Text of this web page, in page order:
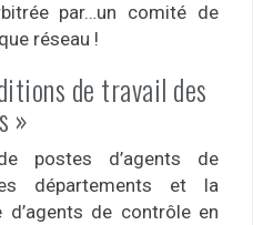
par…un comité de
réseau !
de travail des
»
postes d’agents de
départements et la
de contrôle en